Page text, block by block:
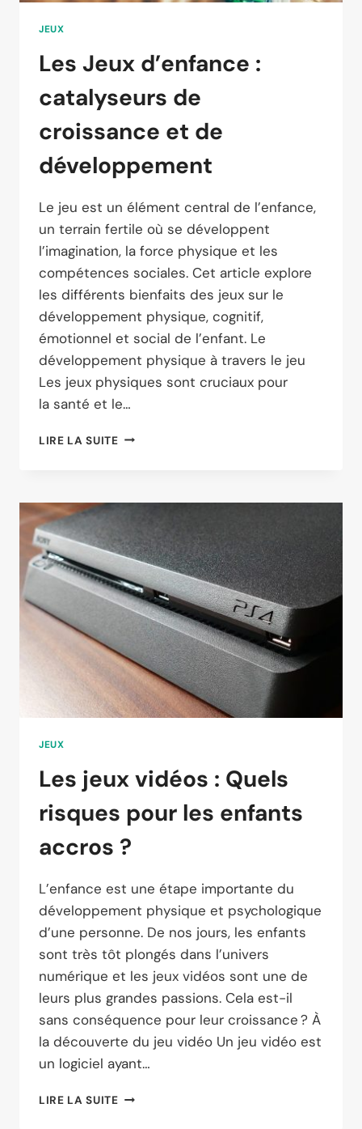
JEUX
Les Jeux d’enfance :
catalyseurs de
croissance et de
développement
Le jeu est un élément central de l’enfance,
un terrain fertile où se développent
l’imagination, la force physique et les
compétences sociales. Cet article explore
les différents bienfaits des jeux sur le
développement physique, cognitif,
émotionnel et social de l’enfant. Le
développement physique à travers le jeu
Les jeux physiques sont cruciaux pour
la santé et le…
LIRE LA SUITELES
CATALYSEURS
CROISSANCE
ET
DE
DÉVELOPPEMENT
JEUX
Les jeux vidéos : Quels
risques pour les enfants
accros ?
L’enfance est une étape importante du
développement physique et psychologique
d’une personne. De nos jours, les enfants
sont très tôt plongés dans l’univers
numérique et les jeux vidéos sont une de
leurs plus grandes passions. Cela est-il
sans conséquence pour leur croissance ? À
la découverte du jeu vidéo Un jeu vidéo est
un logiciel ayant…
LIRE LA SUITELES